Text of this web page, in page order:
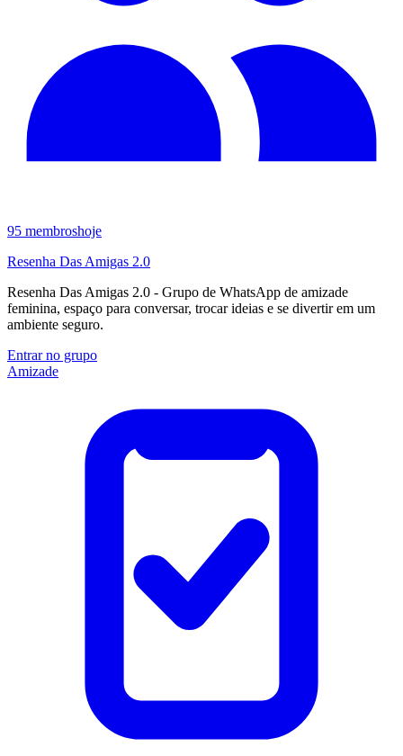
95 membroshoje
Resenha Das Amigas 2.0
Resenha Das Amigas 2.0 - Grupo de WhatsApp de amizade
feminina, espaço para conversar, trocar ideias e se divertir em um
ambiente seguro.
Entrar no grupo
Amizade